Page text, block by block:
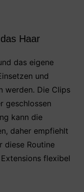
Haar
das eigene
und
werden. Die Clips
geschlossen
kann die
daher empfiehlt
diese Routine
flexibel